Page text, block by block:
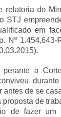
relatoria do
STJ
em
Nº
a
antes de se
de
de fazer um